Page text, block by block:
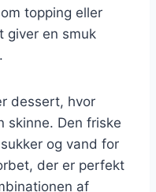
topping eller
giver en smuk
dessert, hvor
skinne. Den friske
og vand for
der er perfekt
af